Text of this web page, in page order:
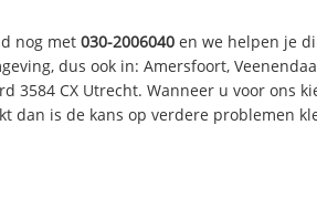
nog met 030-2006040 en we helpen je
dus ook in: Amersfoort,
3584 CX Utrecht. Wanneer u voor ons
dan is de kans op verdere problemen